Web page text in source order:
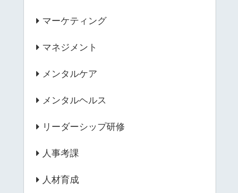
マーケティング
マネジメント
メンタルケア
メンタルヘルス
リーダーシップ研修
人事考課
人材育成